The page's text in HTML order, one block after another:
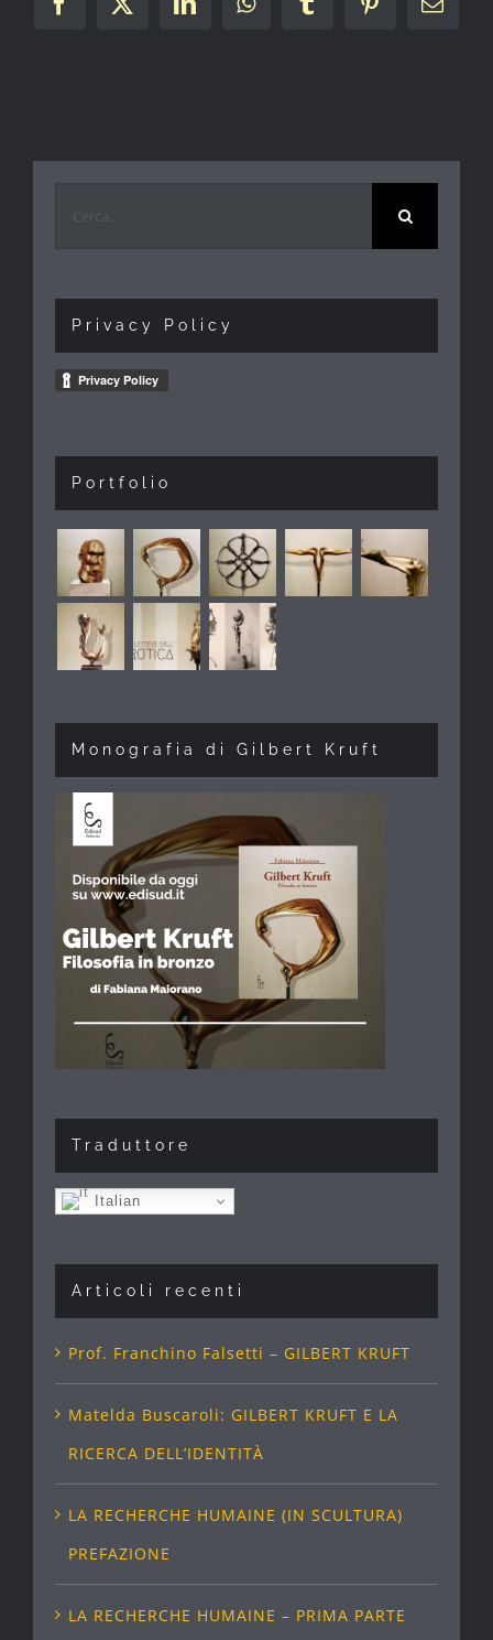
Facebook
X LinkedInWhatsAppTumblrPinterestEmail
Privacy Policy
Portfolio
Monografia di Gilbert Kruft
Traduttore
Italian
Articoli recenti
Prof. Franchino Falsetti – GILBERT KRUFT
Matelda Buscaroli: GILBERT KRUFT E LA
RICERCA DELL’IDENTITÀ
LA RECHERCHE HUMAINE (IN SCULTURA)
PREFAZIONE
LA RECHERCHE HUMAINE – PRIMA PARTE